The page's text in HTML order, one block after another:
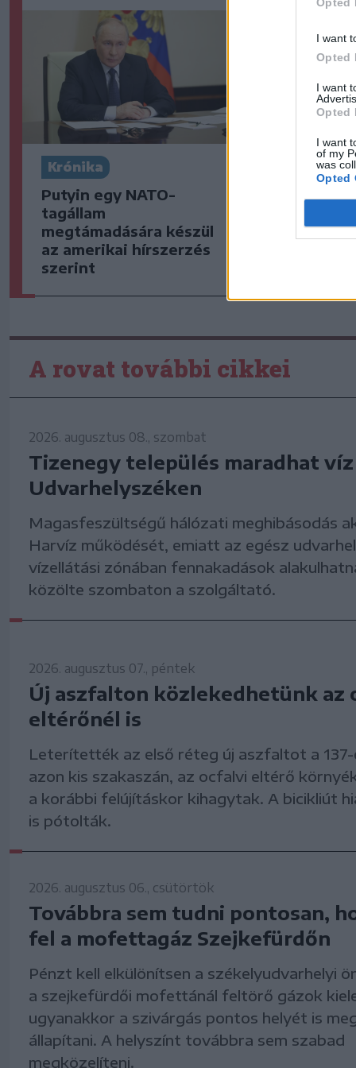
I want
Opted
I want
Opted
I want
of my
was
Opted
Krónika
Putyin egy NATO-
tagállam
megtámadására készül
az amerikai hírszerzés
szerint
Székely
készül a
A rovat további cikkei
2026. augusztus 08., szombat
Tizenegy település maradhat
Udvarhelyszéken
Magasfeszültségű hálózati meghibásodás
Harvíz működését, emiatt az egész
vízellátási zónában fennakadások
közölte szombaton a szolgáltató.
2026. augusztus 07., péntek
Új aszfalton közlekedhetünk az
eltérőnél is
Leterítették az első réteg új aszfaltot a 137-
azon kis szakaszán, az ocfalvi eltérő
a korábbi felújításkor kihagytak. A bicikliút
is pótolták.
2026. augusztus 06., csütörtök
Továbbra sem tudni pontosan,
fel a mofettagáz Szejkefürdőn
Pénzt kell elkülönítsen a székelyudvarhelyi
a szejkefürdői mofettánál feltörő gázok
ugyanakkor a szivárgás pontos helyét is
állapítani. A helyszínt továbbra sem szabad
megközelíteni.